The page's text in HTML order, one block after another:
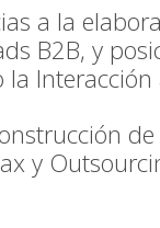
a la
B2B, y
Interacción
y